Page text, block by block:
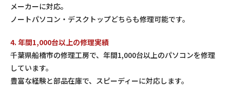
メーカーに対応。
ノートパソコン・デスクトップどちらも修理可能です。
4. 年間1,000台以上の修理実績
千葉県船橋市の修理工房で、年間1,000台以上のパソコンを修理
しています。
豊富な経験と部品在庫で、スピーディーに対応します。